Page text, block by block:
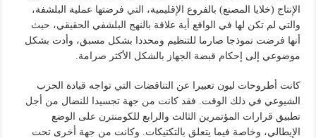
الإنتاج (خلايا المصنع) بالفروع الإقليمية، التي فرضتها عملية البلشفة،
والتي لم تكن لها في الواقع أية علاقة بالنهج البلشفي الحقيقي، حيث
أنها فرضت نموذجا صارما للتنظيم ومحددا بشكل مسبق، وأدت بشكل
موضوعي إلى إحكام قبضة الجهاز بالشكل الأكثر صرامة.
كانت أطروحات ليون تعبيرا عن التناقضات التي تواجه قيادة الحزب
الشيوعي في ذلك الوقت. فقد كانت من جهة تجسيدا للنضال من أجل
تطبيق قرارات المؤتمرين الثالث والرابع للكومنترن على الوضع
الإيطالي، وخاصة فيما يتعلق بالتكتيكات. وكانت من جهة أخرى تحت